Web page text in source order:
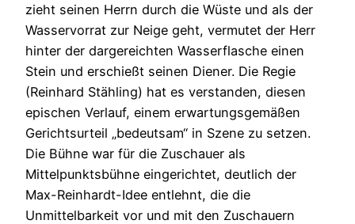
zieht seinen Herrn durch die Wüste und als der
Wasservorrat zur Neige geht, vermutet der Herr
hinter der dargereichten Wasserflasche einen
Stein und erschießt seinen Diener. Die Regie
(Reinhard Stähling) hat es verstanden, diesen
epischen Verlauf, einem erwartungsgemäßen
Gerichtsurteil „bedeutsam“ in Szene zu setzen.
Die Bühne war für die Zuschauer als
Mittelpunktsbühne eingerichtet, deutlich der
Max-Reinhardt-Idee entlehnt, die die
Unmittelbarkeit vor und mit den Zuschauern